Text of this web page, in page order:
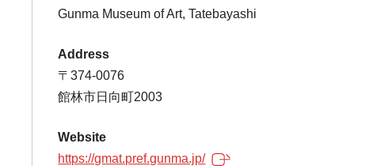
Gunma Museum of Art, Tatebayashi
Address
〒374-0076
館林市日向町2003
Website
https://gmat.pref.gunma.jp/